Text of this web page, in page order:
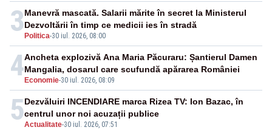
3 Politica-30 iul. 2026, 08:00
Manevră mascată. Salarii mărite în secret la Ministerul
Dezvoltării în timp ce medicii ies în stradă
4 Economie-30 iul. 2026, 08:09
Ancheta explozivă Ana Maria Păcuraru: Șantierul Damen
Mangalia, dosarul care scufundă apărarea României
5Actualitate-30 iul. 2026, 07:51
Dezvăluiri INCENDIARE marca Rizea TV: Ion Bazac, în
centrul unor noi acuzații publice